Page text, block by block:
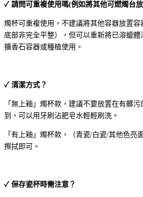
✓ 請問可重複使用嗎(例如將其他可燃燭台
燭杯可重複使用，不建議將其他容器放置
底部非完全平整），但可以重新將已溶蠟
擴香石容器或種植使用。
✓ 清潔方式？
「無上釉」燭杯款，建議不要放置在有髒
到，可以用牙刷沾肥皂水輕輕刷洗。
「有上釉」燭杯款，（青瓷/白瓷/其他色亮
擦拭即可。
✓ 保存瓷杯時需注意？